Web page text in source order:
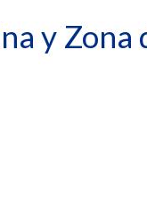
y Zona